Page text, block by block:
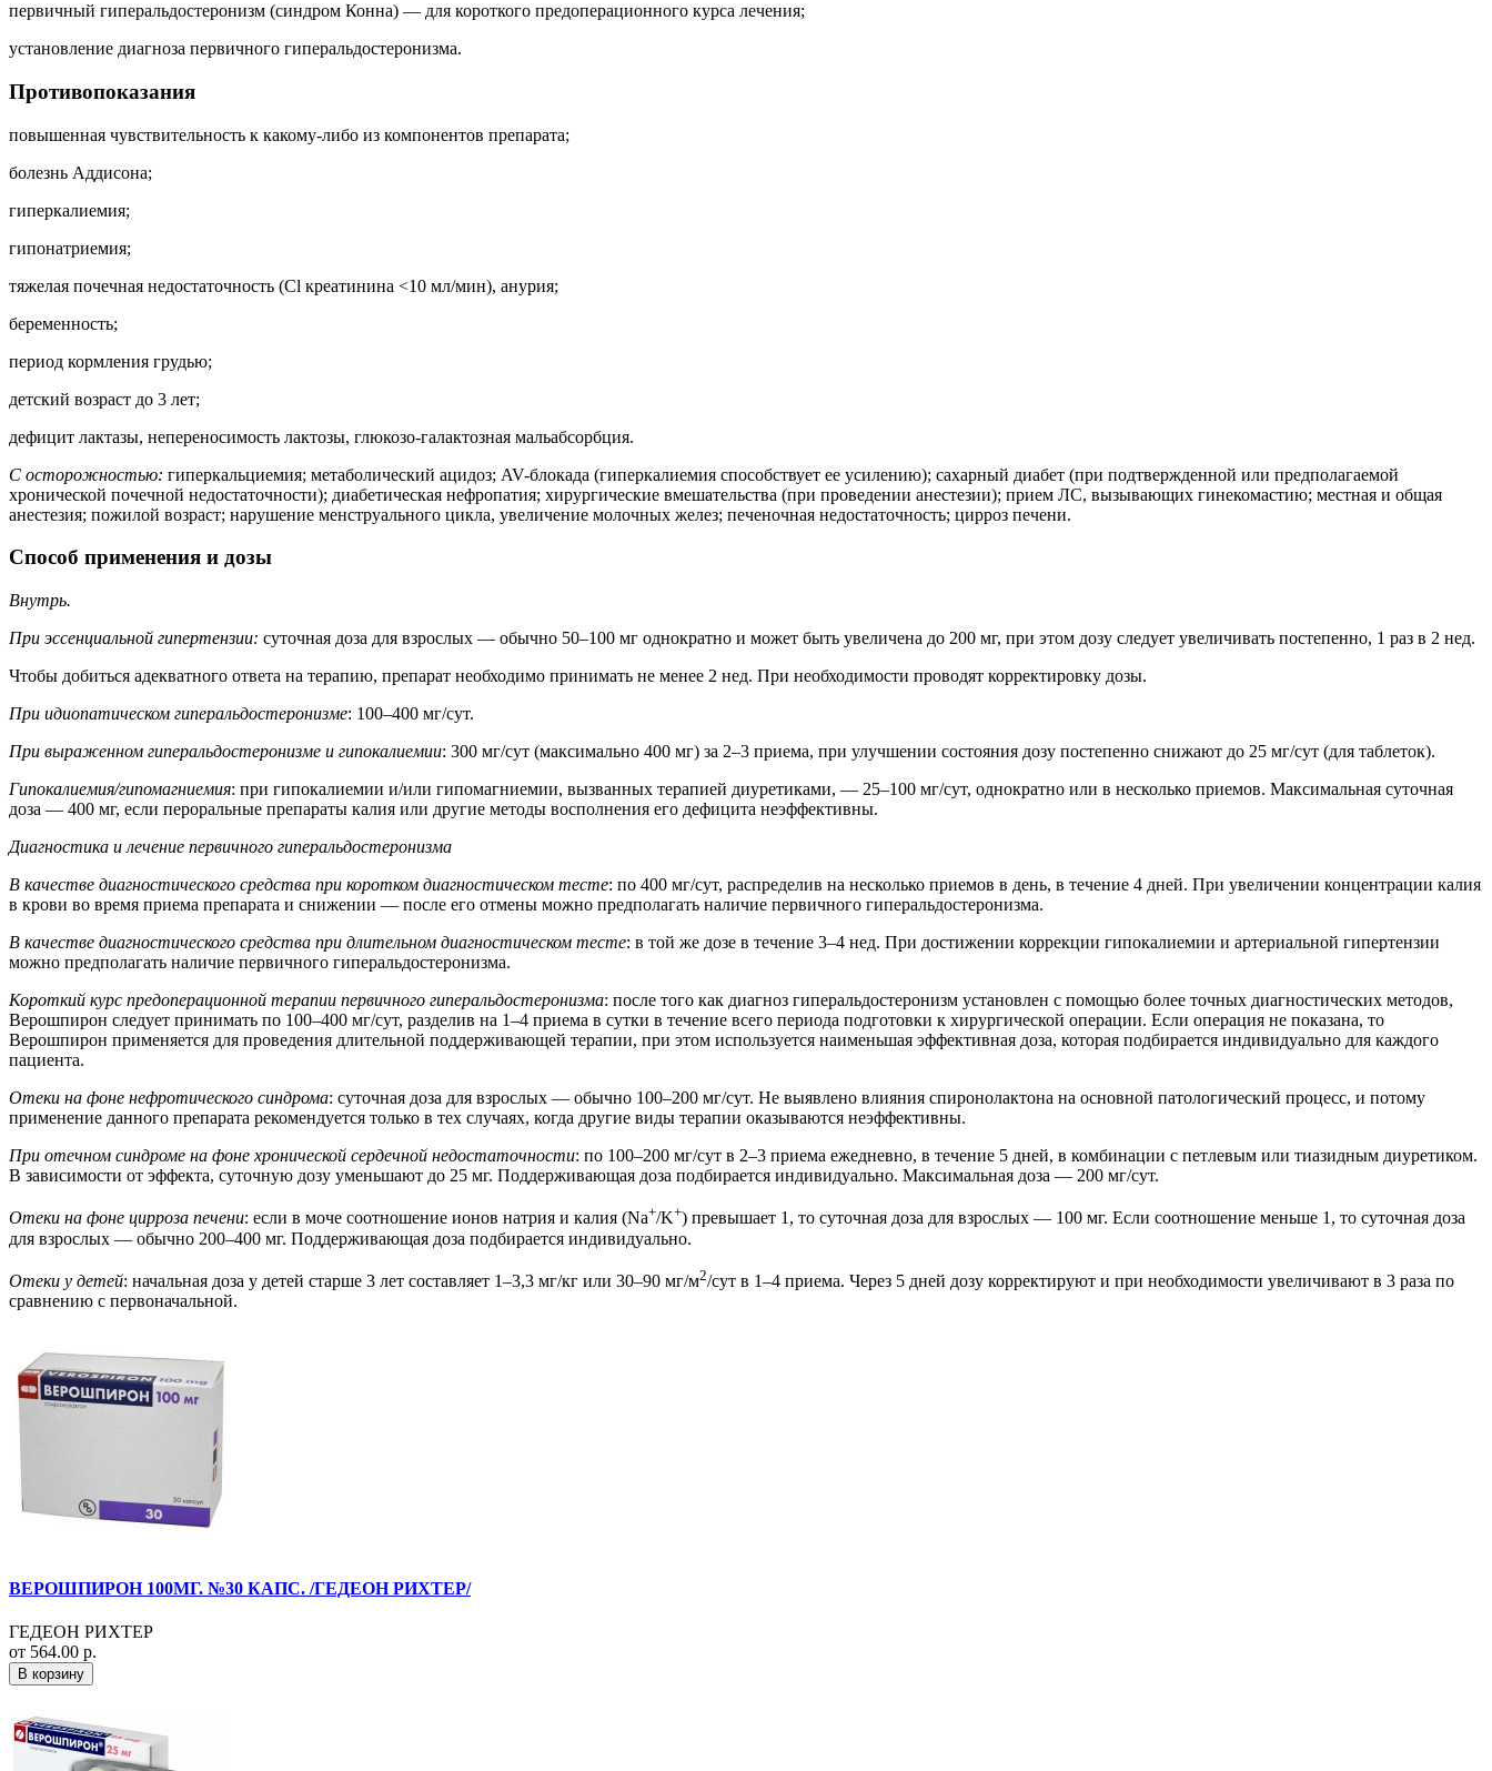
первичный гиперальдостеронизм (синдром Конна) — для короткого предоперационного курса лечения;
установление диагноза первичного гиперальдостеронизма.
Противопоказания
повышенная чувствительность к какому-либо из компонентов препарата;
болезнь Аддисона;
гиперкалиемия;
гипонатриемия;
тяжелая почечная недостаточность (Cl креатинина <10 мл/мин), анурия;
беременность;
период кормления грудью;
детский возраст до 3 лет;
дефицит лактазы, непереносимость лактозы, глюкозо-галактозная мальабсорбция.
С осторожностью: гиперкальциемия; метаболический ацидоз; AV-блокада (гиперкалиемия способствует ее усилению); сахарный диабет (при подтвержденной или предполагаемой
хронической почечной недостаточности); диабетическая нефропатия; хирургические вмешательства (при проведении анестезии); прием ЛС, вызывающих гинекомастию; местная и общая
анестезия; пожилой возраст; нарушение менструального цикла, увеличение молочных желез; печеночная недостаточность; цирроз печени.
Способ применения и дозы
Внутрь.
При эссенциальной гипертензии: суточная доза для взрослых — обычно 50–100 мг однократно и может быть увеличена до 200 мг, при этом дозу следует увеличивать постепенно, 1 раз в 2 нед.
Чтобы добиться адекватного ответа на терапию, препарат необходимо принимать не менее 2 нед. При необходимости проводят корректировку дозы.
При идиопатическом гиперальдостеронизме: 100–400 мг/сут.
При выраженном гиперальдостеронизме и гипокалиемии: 300 мг/сут (максимально 400 мг) за 2–3 приема, при улучшении состояния дозу постепенно снижают до 25 мг/сут (для таблеток).
Гипокалиемия/гипомагниемия: при гипокалиемии и/или гипомагниемии, вызванных терапией диуретиками, — 25–100 мг/сут, однократно или в несколько приемов. Максимальная суточная
доза — 400 мг, если пероральные препараты калия или другие методы восполнения его дефицита неэффективны.
Диагностика и лечение первичного гиперальдостеронизма
В качестве диагностического средства при коротком диагностическом тесте: по 400 мг/сут, распределив на несколько приемов в день, в течение 4 дней. При увеличении концентрации калия
в крови во время приема препарата и снижении — после его отмены можно предполагать наличие первичного гиперальдостеронизма.
В качестве диагностического средства при длительном диагностическом тесте: в той же дозе в течение 3–4 нед. При достижении коррекции гипокалиемии и артериальной гипертензии
можно предполагать наличие первичного гиперальдостеронизма.
Короткий курс предоперационной терапии первичного гиперальдостеронизма: после того как диагноз гиперальдостеронизм установлен с помощью более точных диагностических методов,
Верошпирон следует принимать по 100–400 мг/сут, разделив на 1–4 приема в сутки в течение всего периода подготовки к хирургической операции. Если операция не показана, то
Верошпирон применяется для проведения длительной поддерживающей терапии, при этом используется наименьшая эффективная доза, которая подбирается индивидуально для каждого
пациента.
Отеки на фоне нефротического синдрома: суточная доза для взрослых — обычно 100–200 мг/сут. Не выявлено влияния спиронолактона на основной патологический процесс, и потому
применение данного препарата рекомендуется только в тех случаях, когда другие виды терапии оказываются неэффективны.
При отечном синдроме на фоне хронической сердечной недостаточности: по 100–200 мг/сут в 2–3 приема ежедневно, в течение 5 дней, в комбинации с петлевым или тиазидным диуретиком.
В зависимости от эффекта, суточную дозу уменьшают до 25 мг. Поддерживающая доза подбирается индивидуально. Максимальная доза — 200 мг/сут.
Отеки на фоне цирроза печени: если в моче соотношение ионов натрия и калия (Na+/K+) превышает 1, то суточная доза для взрослых — 100 мг. Если соотношение меньше 1, то суточная доза
для взрослых — обычно 200–400 мг. Поддерживающая доза подбирается индивидуально.
Отеки у детей: начальная доза у детей старше 3 лет составляет 1–3,3 мг/кг или 30–90 мг/м2/сут в 1–4 приема. Через 5 дней дозу корректируют и при необходимости увеличивают в 3 раза по
сравнению с первоначальной.
ВЕРОШПИРОН 100МГ. №30 КАПС. /ГЕДЕОН РИХТЕР/
ГЕДЕОН РИХТЕР
от 564.00 р.
В корзину